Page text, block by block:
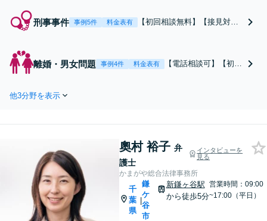
刑事事件 事例5件 料金表有
【初回相談無料】【接見対応
く対応できます！／早期釈放
／示談交渉／不起訴処分の獲
離婚・男女問題 事例4件 料金表有
【電話相談可】【初回
で揉めている」弁護士
財産分与も相談可。税
理士・司法書士・不動
産業者と連携してサポ
ート【夜間・休日面談
可】【西船橋駅3分】
他3分野を表示
奧村 裕子 弁
護士
インタビューを
見る
かまがや総合法律事務所
千
葉
県
|
鎌
ケ
谷
市
新鎌ヶ谷駅
から徒歩5分
営業時間：09:00
~17:00（平日）